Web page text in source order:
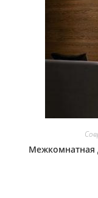
Межкомнатная